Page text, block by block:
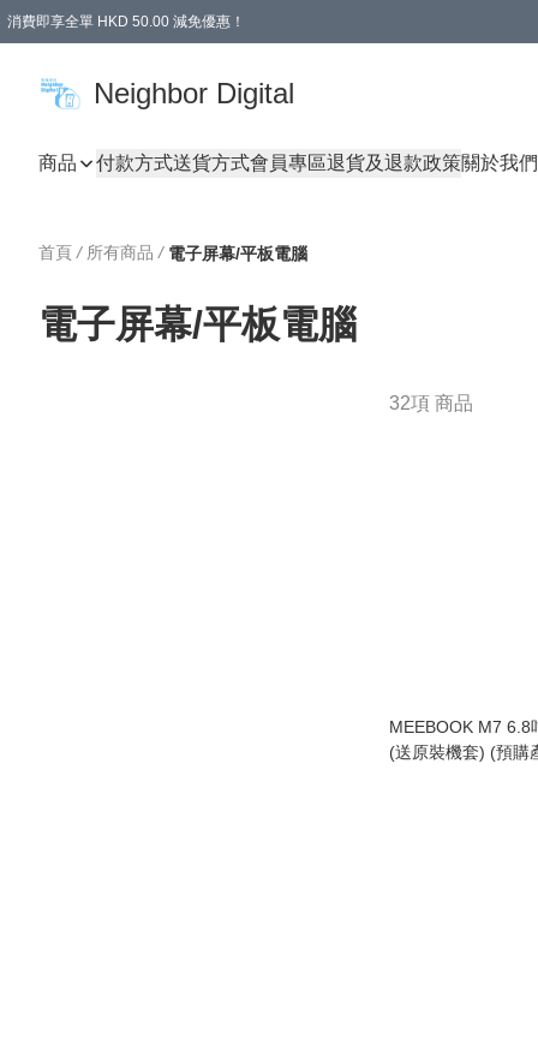
消費即享全單 HKD 50.00 減免優惠！
Neighbor Digital
商品 付款方式送貨方式會員專區退貨及退款政策關於我們
首頁 / 所有商品 / 電子屏幕/平板電腦
電子屏幕/平板電腦
32項 商品
MEEBOOK M7 6.8
(送原裝機套) (預購